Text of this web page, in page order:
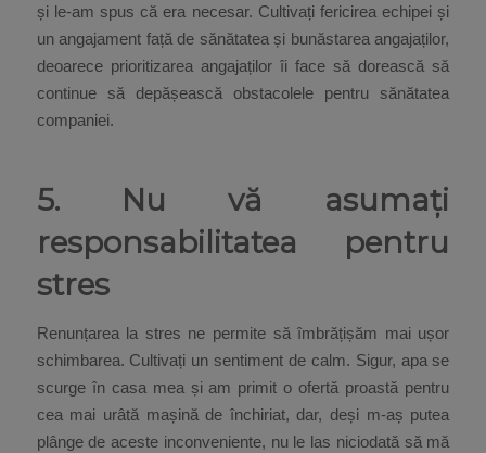
și le-am spus că era necesar. Cultivați fericirea echipei și
un angajament față de sănătatea și bunăstarea angajaților,
deoarece prioritizarea angajaților îi face să dorească să
continue să depășească obstacolele pentru sănătatea
companiei.
5. Nu vă asumați
responsabilitatea pentru
stres
Renunțarea la stres ne permite să îmbrățișăm mai ușor
schimbarea. Cultivați un sentiment de calm. Sigur, apa se
scurge în casa mea și am primit o ofertă proastă pentru
cea mai urâtă mașină de închiriat, dar, deși m-aș putea
plânge de aceste inconveniente, nu le las niciodată să mă